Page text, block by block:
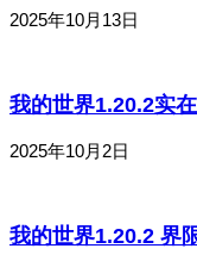
2025年10月13日
我的世界1.20.2实
2025年10月2日
我的世界1.20.2 界